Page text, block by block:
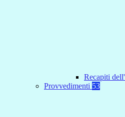
Recapiti
Provvedimenti 53